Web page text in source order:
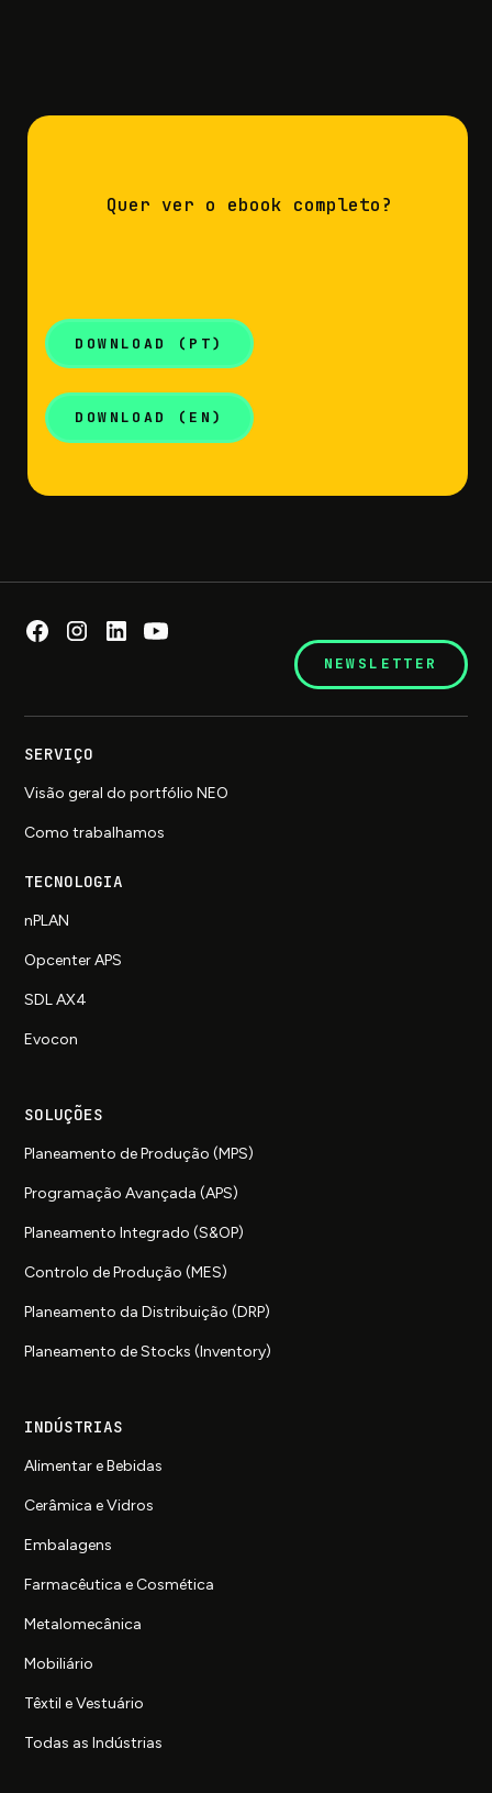
Quer ver o ebook completo?
DOWNLOAD (PT)
DOWNLOAD (EN)
NEWSLETTER
SERVIÇO
Visão geral do portfólio NEO
Como trabalhamos
TECNOLOGIA
nPLAN
Opcenter APS
SDL AX4
Evocon
SOLUÇÕES
Planeamento de Produção (MPS)
Programação Avançada (APS)
Planeamento Integrado (S&OP)
Controlo de Produção (MES)
Planeamento da Distribuição (DRP)
Planeamento de Stocks (Inventory)
INDÚSTRIAS
Alimentar e Bebidas
Cerâmica e Vidros
Embalagens
Farmacêutica e Cosmética
Metalomecânica
Mobiliário
Têxtil e Vestuário
Todas as Indústrias